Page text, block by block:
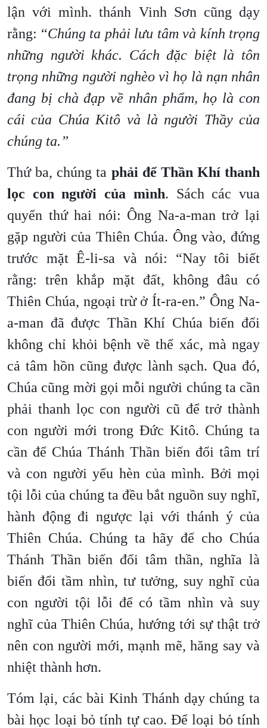
lận với mình. thánh Vinh Sơn cũng dạy
rằng: “Chúng ta phải lưu tâm và kính trọng
những người khác. Cách đặc biệt là tôn
trọng những người nghèo vì họ là nạn nhân
đang bị chà đạp về nhân phẩm, họ là con
cái của Chúa Kitô và là người Thầy của
chúng ta.”
Thứ ba, chúng ta phải để Thần Khí thanh
lọc con người của mình. Sách các vua
quyển thứ hai nói: Ông Na-a-man trở lại
gặp người của Thiên Chúa. Ông vào, đứng
trước mặt Ê-li-sa và nói: “Nay tôi biết
rằng: trên khắp mặt đất, không đâu có
Thiên Chúa, ngoại trừ ở Ít-ra-en.” Ông Na-
a-man đã được Thần Khí Chúa biến đổi
không chỉ khỏi bệnh về thể xác, mà ngay
cả tâm hồn cũng được lành sạch. Qua đó,
Chúa cũng mời gọi mỗi người chúng ta cần
phải thanh lọc con người cũ để trở thành
con người mới trong Đức Kitô. Chúng ta
cần để Chúa Thánh Thần biến đổi tâm trí
và con người yếu hèn của mình. Bởi mọi
tội lỗi của chúng ta đều bắt nguồn suy nghĩ,
hành động đi ngược lại với thánh ý của
Thiên Chúa. Chúng ta hãy để cho Chúa
Thánh Thần biến đổi tâm thần, nghĩa là
biến đổi tầm nhìn, tư tưởng, suy nghĩ của
con người tội lỗi để có tầm nhìn và suy
nghĩ của Thiên Chúa, hướng tới sự thật trở
nên con người mới, mạnh mẽ, hăng say và
nhiệt thành hơn.
Tóm lại, các bài Kinh Thánh dạy chúng ta
bài học loại bỏ tính tự cao. Để loại bỏ tính